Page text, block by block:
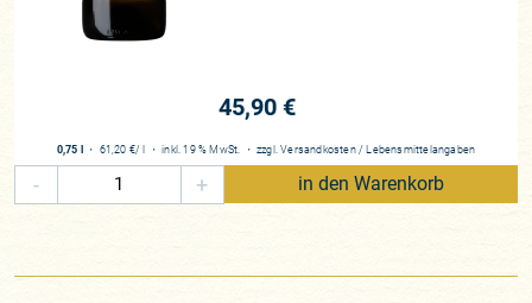
45,90 €
0,75 l ・ 61,20 €/ l ・inkl. 19 % MwSt. ・ zzgl.Versandkosten / Lebensmittelangaben
- + in den Warenkorb